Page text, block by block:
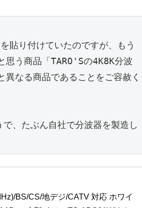
貼り付けていたのですが、もう
思う商品「TARO'Sの4K8K分波
なる商品であることをご容赦く
、たぶん自社で分波器を製造し
BS/CS/地デジ/CATV 対応 ホワイ